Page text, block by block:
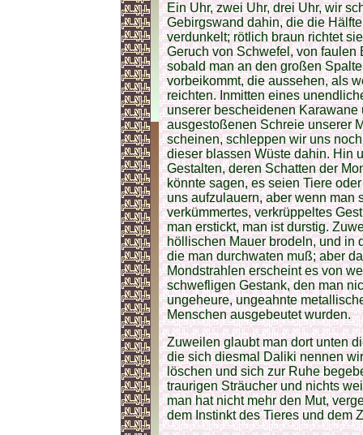
Ein Uhr, zwei Uhr, drei Uhr, wir
Gebirgswand dahin, die die
verdunkelt; rötlich braun richtet
Geruch von Schwefel, von faulen
sobald man an den großen
vorbeikommt, die aussehen, als
reichten. Inmitten eines
unserer bescheidenen
ausgestoßenen Schreie unserer
scheinen, schleppen wir uns
dieser blassen Wüste dahin. Hin
Gestalten, deren Schatten der
könnte sagen, es seien Tiere
uns aufzulauern, aber wenn man
verkümmertes, verkrüppeltes
man erstickt, man ist durstig.
höllischen Mauer brodeln, und in
die man durchwaten muß; aber
Mondstrahlen erscheint es von
schwefligen Gestank, den man
ungeheure, ungeahnte
Menschen ausgebeutet wurden.
Zuweilen glaubt man dort unten
die sich diesmal Daliki nennen
löschen und sich zur Ruhe
traurigen Sträucher und nichts
man hat nicht mehr den Mut,
dem Instinkt des Tieres und dem